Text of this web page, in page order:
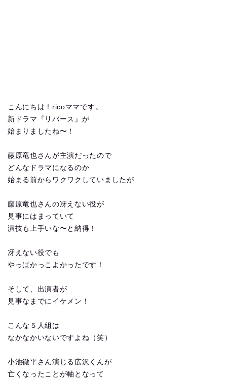
こんにちは！ricoママです。
新ドラマ『リバース』が
始まりましたね〜！
藤原竜也さんが主演だったので
どんなドラマになるのか
始まる前からワクワクしていましたが
藤原竜也さんの冴えない役が
見事にはまっていて
演技も上手いな〜と納得！
冴えない役でも
やっぱかっこよかったです！
そして、出演者が
見事なまでにイケメン！
こんな５人組は
なかなかいないですよね（笑）
小池徹平さん演じる広沢くんが
亡くなったことが軸となって